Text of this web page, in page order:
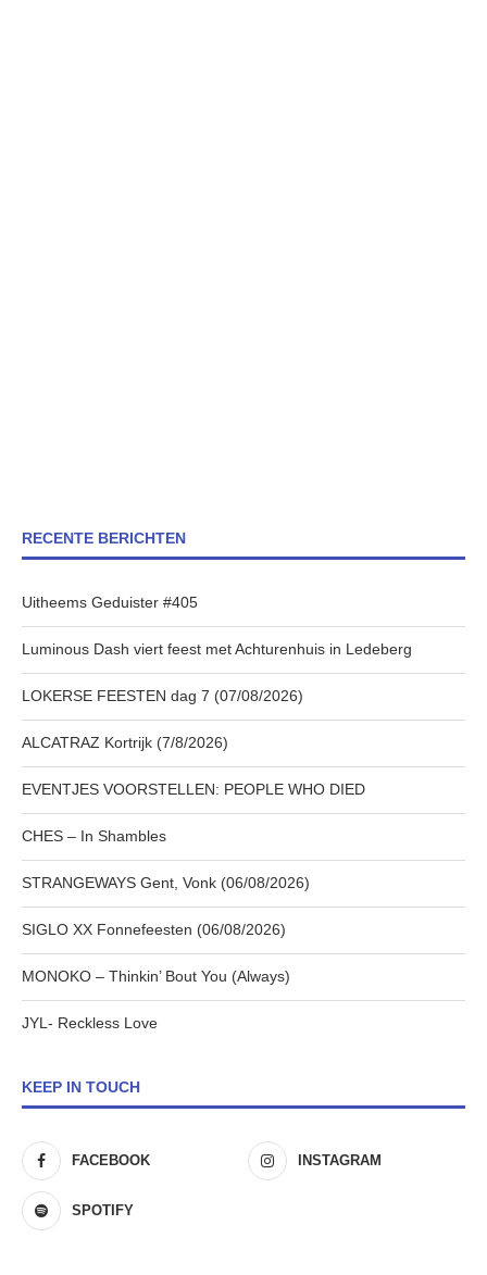
RECENTE BERICHTEN
Uitheems Geduister #405
Luminous Dash viert feest met Achturenhuis in Ledeberg
LOKERSE FEESTEN dag 7 (07/08/2026)
ALCATRAZ Kortrijk (7/8/2026)
EVENTJES VOORSTELLEN: PEOPLE WHO DIED
CHES – In Shambles
STRANGEWAYS Gent, Vonk (06/08/2026)
SIGLO XX Fonnefeesten (06/08/2026)
MONOKO – Thinkin’ Bout You (Always)
JYL- Reckless Love
KEEP IN TOUCH
FACEBOOK INSTAGRAM
SPOTIFY